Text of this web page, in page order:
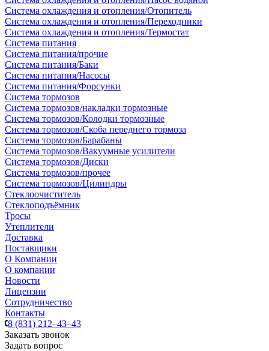
Система охлаждения и отопления/Отопитель
Система охлаждения и отопления/Переходники
Система охлаждения и отопления/Термостат
Система питания
Система питания/прочие
Система питания/Баки
Система питания/Насосы
Система питания/Форсунки
Система тормозов
Система тормозов/накладки тормозные
Система тормозов/Колодки тормозные
Система тормозов/Скоба переднего тормоза
Система тормозов/Барабаны
Система тормозов/Вакуумные усилители
Система тормозов/Диски
Система тормозов/прочее
Система тормозов/Цилиндры
Стеклоочиститель
Стеклоподъёмник
Тросы
Утеплители
Доставка
Поставщики
О Компании
О компании
Новости
Лицензии
Сотрудничество
Контакты
8 (831) 212–43–43
Заказать звонок
Задать вопрос